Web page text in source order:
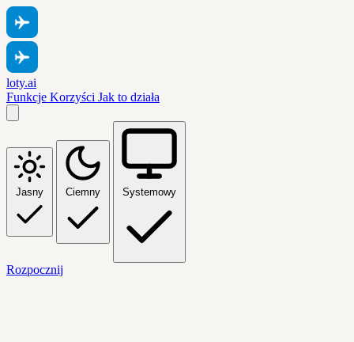
loty.ai
Funkcje Korzyści Jak to działa
Jasny Ciemny Systemowy
Rozpocznij